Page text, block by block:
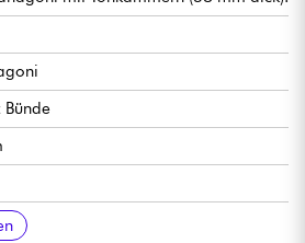
mit zwei Quellen,
Mischer / Tonabnehmer
klassischer Typ.